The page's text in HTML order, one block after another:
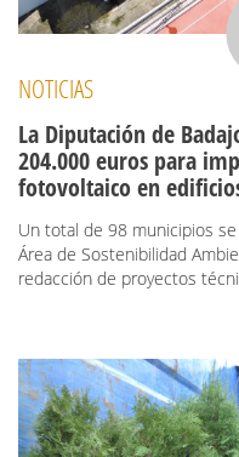
NOTICIAS
La Diputación de
204.000 euros para
fotovoltaico en
Un total de 98 municipios
Área de Sostenibilidad
redacción de proyectos